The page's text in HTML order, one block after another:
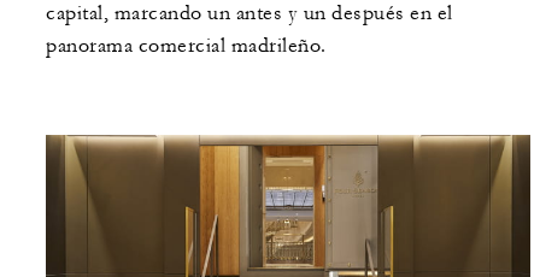
capital, marcando un antes y un después en el
panorama comercial madrileño.